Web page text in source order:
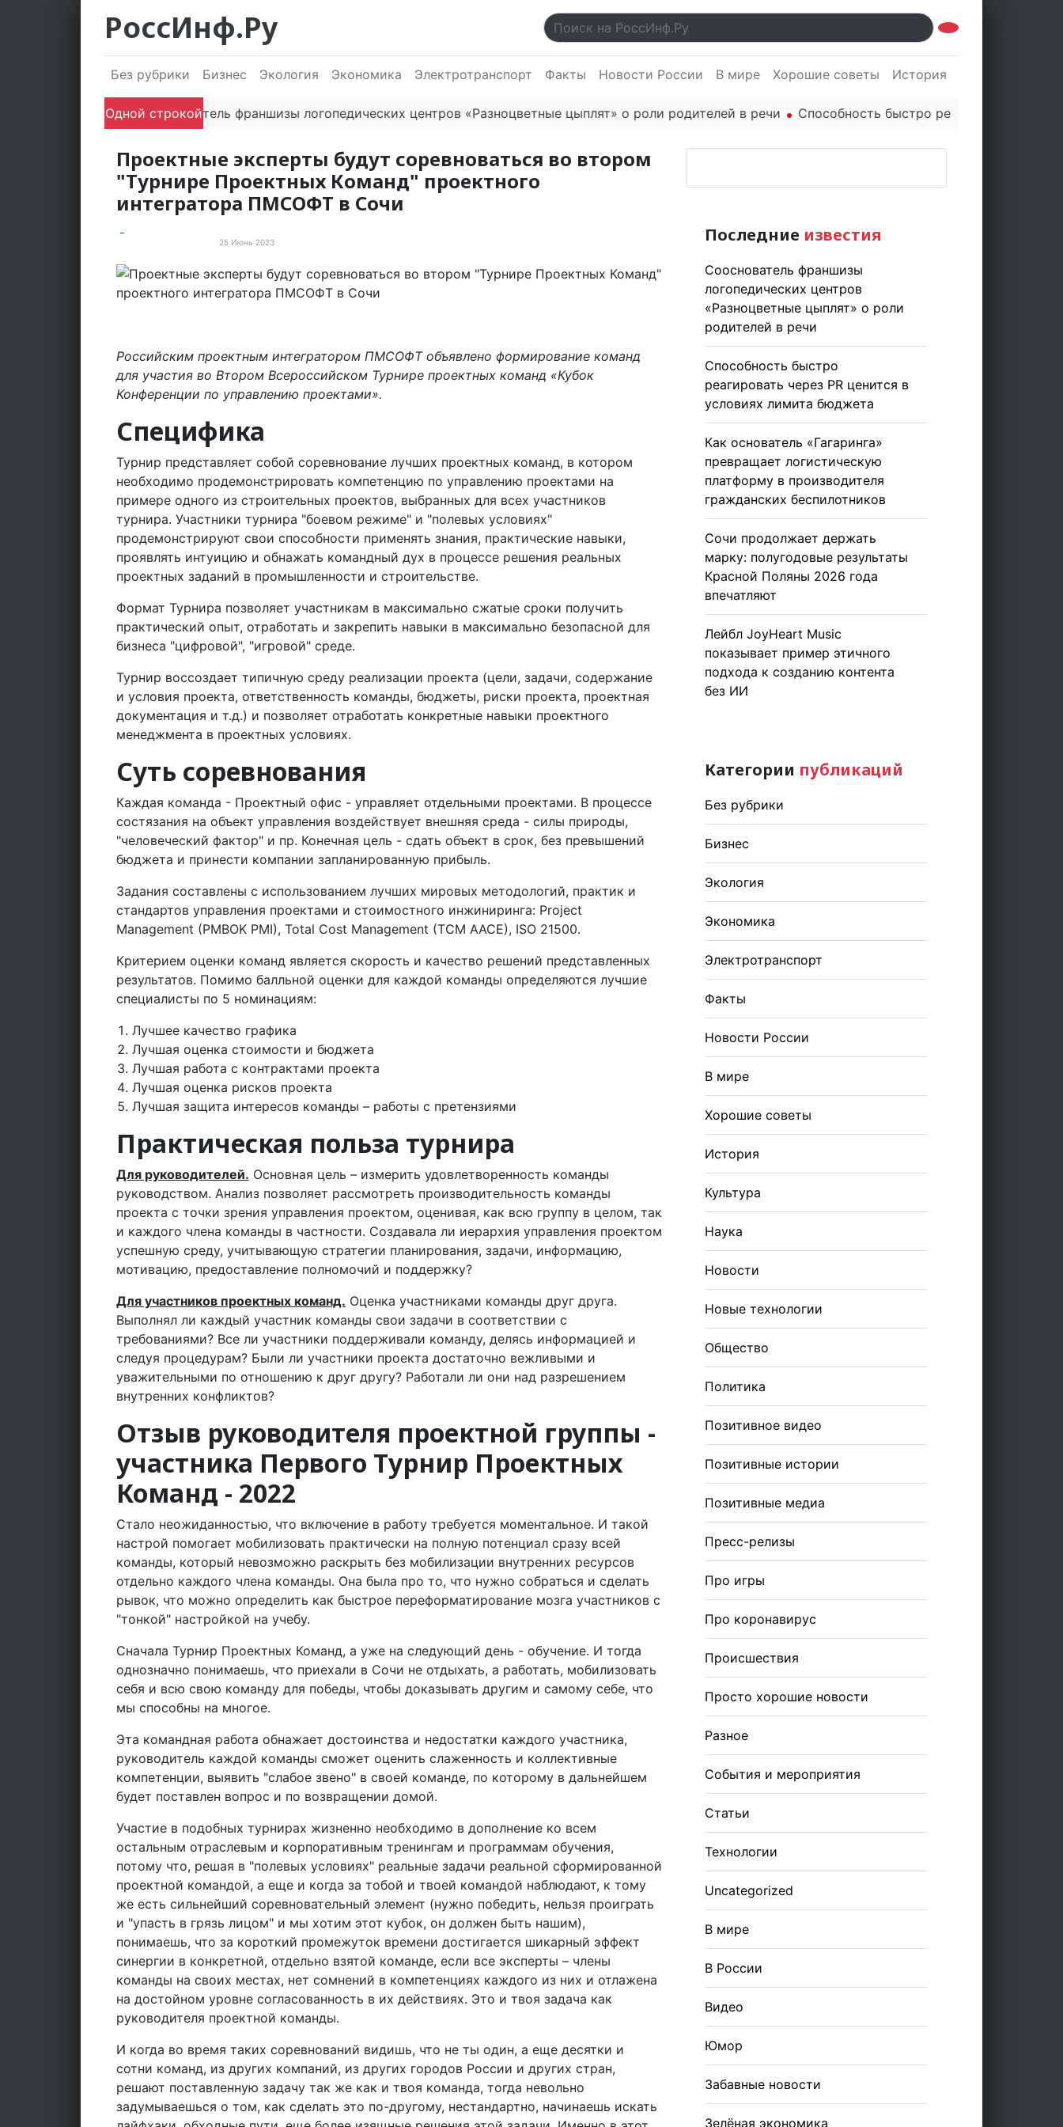
РоссИнф.Ру
Без рубрики Бизнес Экология Экономика Электротранспорт Факты Новости России В мире Хорошие советы История
Одной строкой
Сооснователь франшизы логопедических центров «Разноцветные цыплят» о роли родителей в речи Способность быстро реагировать через PR
Проектные эксперты будут соревноваться во втором
"Турнире Проектных Команд" проектного
интегратора ПМСОФТ в Сочи
25 Июнь 2023
Российским проектным интегратором ПМСОФТ объявлено формирование команд
для участия во Втором Всероссийском Турнире проектных команд «Кубок
Конференции по управлению проектами».
Специфика
Турнир представляет собой соревнование лучших проектных команд, в котором
необходимо продемонстрировать компетенцию по управлению проектами на
примере одного из строительных проектов, выбранных для всех участников
турнира. Участники турнира "боевом режиме" и "полевых условиях"
продемонстрируют свои способности применять знания, практические навыки,
проявлять интуицию и обнажать командный дух в процессе решения реальных
проектных заданий в промышленности и строительстве.
Формат Турнира позволяет участникам в максимально сжатые сроки получить
практический опыт, отработать и закрепить навыки в максимально безопасной для
бизнеса "цифровой", "игровой" среде.
Турнир воссоздает типичную среду реализации проекта (цели, задачи, содержание
и условия проекта, ответственность команды, бюджеты, риски проекта, проектная
документация и т.д.) и позволяет отработать конкретные навыки проектного
менеджмента в проектных условиях.
Суть соревнования
Каждая команда - Проектный офис - управляет отдельными проектами. В процессе
состязания на объект управления воздействует внешняя среда - силы природы,
"человеческий фактор" и пр. Конечная цель - сдать объект в срок, без превышений
бюджета и принести компании запланированную прибыль.
Задания составлены с использованием лучших мировых методологий, практик и
стандартов управления проектами и стоимостного инжиниринга: Project
Management (PMBOK PMI), Total Cost Management (TCM AACE), ISO 21500.
Критерием оценки команд является скорость и качество решений представленных
результатов. Помимо балльной оценки для каждой команды определяются лучшие
специалисты по 5 номинациям:
Лучшее качество графика
Лучшая оценка стоимости и бюджета
Лучшая работа с контрактами проекта
Лучшая оценка рисков проекта
Лучшая защита интересов команды – работы с претензиями
Практическая польза турнира
Для руководителей. Основная цель – измерить удовлетворенность команды
руководством. Анализ позволяет рассмотреть производительность команды
проекта с точки зрения управления проектом, оценивая, как всю группу в целом, так
и каждого члена команды в частности. Создавала ли иерархия управления проектом
успешную среду, учитывающую стратегии планирования, задачи, информацию,
мотивацию, предоставление полномочий и поддержку?
Для участников проектных команд. Оценка участниками команды друг друга.
Выполнял ли каждый участник команды свои задачи в соответствии с
требованиями? Все ли участники поддерживали команду, делясь информацией и
следуя процедурам? Были ли участники проекта достаточно вежливыми и
уважительными по отношению к друг другу? Работали ли они над разрешением
внутренних конфликтов?
Отзыв руководителя проектной группы -
участника Первого Турнир Проектных
Команд - 2022
Стало неожиданностью, что включение в работу требуется моментальное. И такой
настрой помогает мобилизовать практически на полную потенциал сразу всей
команды, который невозможно раскрыть без мобилизации внутренних ресурсов
отдельно каждого члена команды. Она была про то, что нужно собраться и сделать
рывок, что можно определить как быстрое переформатирование мозга участников с
"тонкой" настройкой на учебу.
Сначала Турнир Проектных Команд, а уже на следующий день - обучение. И тогда
однозначно понимаешь, что приехали в Сочи не отдыхать, а работать, мобилизовать
себя и всю свою команду для победы, чтобы доказывать другим и самому себе, что
мы способны на многое.
Эта командная работа обнажает достоинства и недостатки каждого участника,
руководитель каждой команды сможет оценить слаженность и коллективные
компетенции, выявить "слабое звено" в своей команде, по которому в дальнейшем
будет поставлен вопрос и по возвращении домой.
Участие в подобных турнирах жизненно необходимо в дополнение ко всем
остальным отраслевым и корпоративным тренингам и программам обучения,
потому что, решая в "полевых условиях" реальные задачи реальной сформированной
проектной командой, а еще и когда за тобой и твоей командой наблюдают, к тому
же есть сильнейший соревновательный элемент (нужно победить, нельзя проиграть
и "упасть в грязь лицом" и мы хотим этот кубок, он должен быть нашим),
понимаешь, что за короткий промежуток времени достигается шикарный эффект
синергии в конкретной, отдельно взятой команде, если все эксперты – члены
команды на своих местах, нет сомнений в компетенциях каждого из них и отлажена
на достойном уровне согласованность в их действиях. Это и твоя задача как
руководителя проектной команды.
И когда во время таких соревнований видишь, что не ты один, а еще десятки и
сотни команд, из других компаний, из других городов России и других стран,
решают поставленную задачу так же как и твоя команда, тогда невольно
задумываешься о том, как сделать это по-другому, нестандартно, начинаешь искать
Последние известия
Сооснователь франшизы
логопедических центров
«Разноцветные цыплят» о роли
родителей в речи
Способность быстро
реагировать через PR ценится в
условиях лимита бюджета
Как основатель «Гагаринга»
превращает логистическую
платформу в производителя
гражданских беспилотников
Сочи продолжает держать
марку: полугодовые результаты
Красной Поляны 2026 года
впечатляют
Лейбл JoyHeart Music
показывает пример этичного
подхода к созданию контента
без ИИ
Категории публикаций
Без рубрики
Бизнес
Экология
Экономика
Электротранспорт
Факты
Новости России
В мире
Хорошие советы
История
Культура
Наука
Новости
Новые технологии
Общество
Политика
Позитивное видео
Позитивные истории
Позитивные медиа
Пресс-релизы
Про игры
Про коронавирус
Происшествия
Просто хорошие новости
Разное
События и мероприятия
Статьи
Технологии
Uncategorized
В мире
В России
Видео
Юмор
Забавные новости
Зелёная экономика